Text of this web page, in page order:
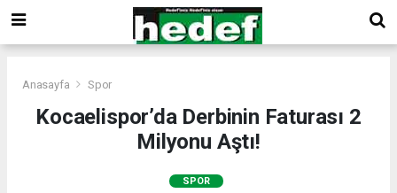
Anasayfa Spor
Kocaelispor’da Derbinin Faturası 2
Milyonu Aştı!
SPOR